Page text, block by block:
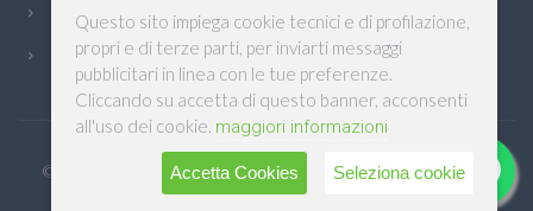
Condizioni generali
Privacy
© DB DETERSIVI Srl 2022. Design & Software mCommerce by
Questo sito impiega cookie tecnici e di profilazione,
propri e di terze parti, per inviarti messaggi
pubblicitari in linea con le tue preferenze.
Cliccando su accetta di questo banner, acconsenti
all'uso dei cookie. maggiori informazioni
Accetta Cookies Seleziona cookie